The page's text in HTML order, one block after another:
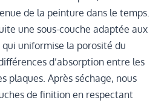
de la peinture dans le temps.
une sous-couche adaptée aux
uniformise la porosité du
d’absorption entre les
plaques. Après séchage, nous
de finition en respectant